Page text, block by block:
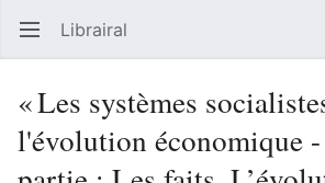
Ouvrir le menu principal Librairal
« Les systèmes
l'évolution économique